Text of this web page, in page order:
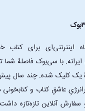
اینترنتی‌ای برای
با سی‌بوک فاصلۀ شما
عاشقِ کتاب و
سفارش آنلاین تازه‌تازه